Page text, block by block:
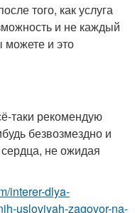
того, как услуга
и не каждый
можете и это
таки рекомендую
безвозмездно и
не ожидая
interer-dlya-
usloviyah-zagovor-na-